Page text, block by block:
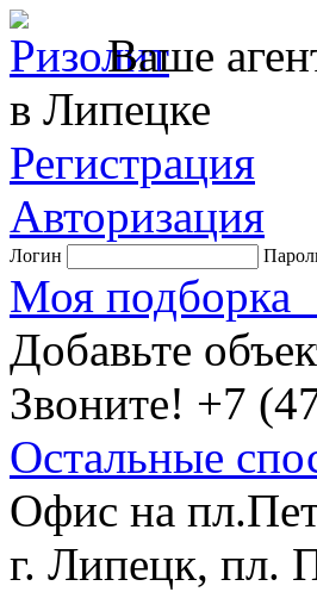
Ваше
в Липецке
Регистрация
Авторизация
Логин
Моя подборка
Добавьте
Звоните! +7
Остальные
Офис на
г. Липецк, пл.